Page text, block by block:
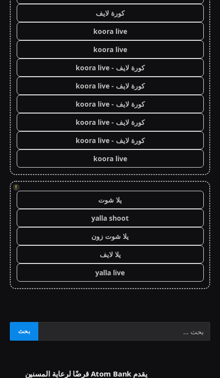
كورة لايف
koora live
koora live
كورة لايف - koora live
كورة لايف - koora live
كورة لايف - koora live
كورة لايف - koora live
كورة لايف - koora live
koora live
!
يلا شوت
yalla shoot
يلا شوت زون
يلا لايف
yalla live
يقدم Atom Bank قرضًا لرعاية المسنين